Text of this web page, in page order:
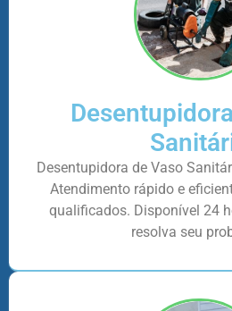
Desentupidora de Vaso
Atendimento rápido e
qualificados. Disponível 24
resolva seu